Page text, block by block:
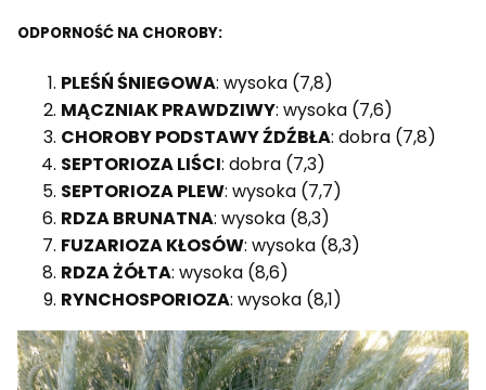
ODPORNOŚĆ NA CHOROBY:
PLEŚŃ ŚNIEGOWA: wysoka (7,8)
MĄCZNIAK PRAWDZIWY: wysoka (7,6)
CHOROBY PODSTAWY ŹDŹBŁA: dobra (7,8)
SEPTORIOZA LIŚCI: dobra (7,3)
SEPTORIOZA PLEW: wysoka (7,7)
RDZA BRUNATNA: wysoka (8,3)
FUZARIOZA KŁOSÓW: wysoka (8,3)
RDZA ŻÓŁTA: wysoka (8,6)
RYNCHOSPORIOZA: wysoka (8,1)